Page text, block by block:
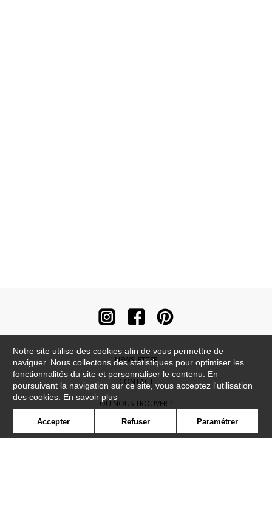
NEWSLETTER
CONTACT
OÙ NOUS TROUVER ?
CONTRACT
Notre site utilise des cookies afin de vous permettre de
naviguer. Nous collectons des statistiques pour optimiser les
fonctionnalités du site et personnaliser le contenu. En
poursuivant la navigation sur ce site, vous acceptez l'utilisation
des cookies. En savoir plus
Accepter Refuser Paramétrer